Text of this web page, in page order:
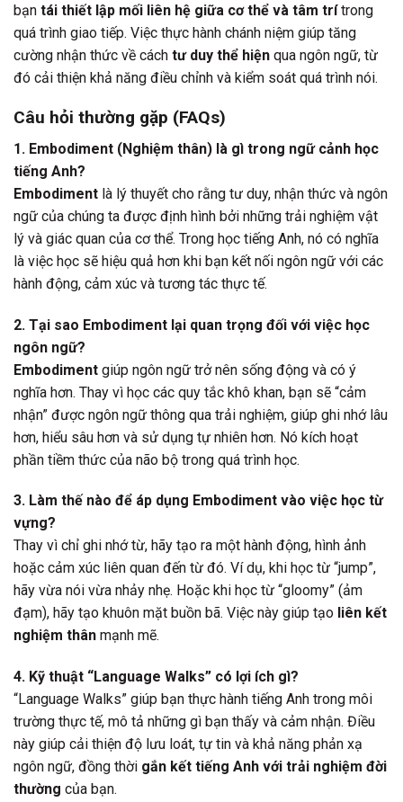
bạn tái thiết lập mối liên hệ giữa cơ thể và tâm trítrong
quá trình giao tiếp. Việc thực hành chánh niệm giúp tăng
cường nhận thức về cách tư duy thể hiện qua ngôn ngữ, từ
đó cải thiện khả năng điều chỉnh và kiểm soát quá trình nói.
Câu hỏi thường gặp (FAQs)
1. Embodiment (Nghiệm thân) là gì trong ngữ cảnh học
tiếng Anh?
Embodiment là lý thuyết cho rằng tư duy, nhận thức và ngôn
ngữ của chúng ta được định hình bởi những trải nghiệm vật
lý và giác quan của cơ thể. Trong học tiếng Anh, nó có nghĩa
là việc học sẽ hiệu quả hơn khi bạn kết nối ngôn ngữ với các
hành động, cảm xúc và tương tác thực tế.
2. Tại sao Embodiment lại quan trọng đối với việc học
ngôn ngữ?
Embodiment giúp ngôn ngữ trở nên sống động và có ý
nghĩa hơn. Thay vì học các quy tắc khô khan, bạn sẽ “cảm
nhận” được ngôn ngữ thông qua trải nghiệm, giúp ghi nhớ lâu
hơn, hiểu sâu hơn và sử dụng tự nhiên hơn. Nó kích hoạt
phần tiềm thức của não bộ trong quá trình học.
3. Làm thế nào để áp dụng Embodiment vào việc học từ
vựng?
Thay vì chỉ ghi nhớ từ, hãy tạo ra một hành động, hình ảnh
hoặc cảm xúc liên quan đến từ đó. Ví dụ, khi học từ “jump”,
hãy vừa nói vừa nhảy nhẹ. Hoặc khi học từ “gloomy” (ảm
đạm), hãy tạo khuôn mặt buồn bã. Việc này giúp tạo liên kết
nghiệm thân mạnh mẽ.
4. Kỹ thuật “Language Walks” có lợi ích gì?
“Language Walks” giúp bạn thực hành tiếng Anh trong môi
trường thực tế, mô tả những gì bạn thấy và cảm nhận. Điều
này giúp cải thiện độ lưu loát, tự tin và khả năng phản xạ
ngôn ngữ, đồng thời gắn kết tiếng Anh với trải nghiệm đời
thường của bạn.